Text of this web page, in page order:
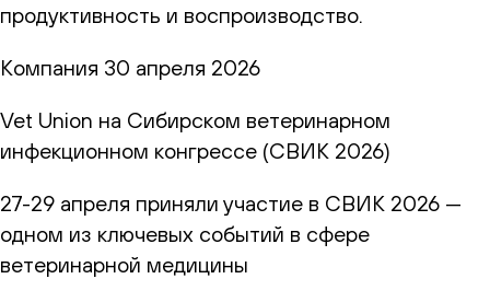
продуктивность и воспроизводство.
Компания 30 апреля 2026
Vet Union на Сибирском ветеринарном
инфекционном конгрессе (СВИК 2026)
27-29 апреля приняли участие в СВИК 2026 —
одном из ключевых событий в сфере
ветеринарной медицины